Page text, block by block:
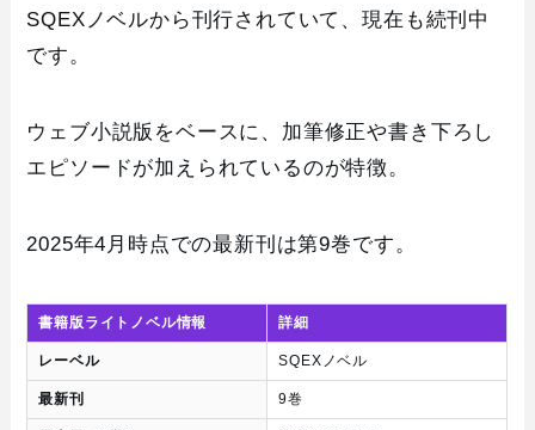
SQEXノベルから刊行されていて、現在も続刊中
です。
ウェブ小説版をベースに、加筆修正や書き下ろし
エピソードが加えられているのが特徴。
2025年4月時点での最新刊は第9巻です。
書籍版ライトノベル情報 詳細
レーベル SQEXノベル
最新刊 9巻